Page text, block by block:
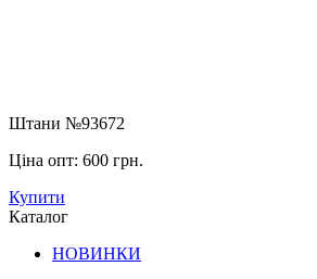
Штани №93672
Ціна опт: 600 грн.
Купити
Каталог
НОВИНКИ